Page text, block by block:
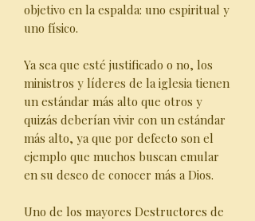
objetivo en la espalda: uno espiritual y
uno físico.
Ya sea que esté justificado o no, los
ministros y líderes de la iglesia tienen
un estándar más alto que otros y
quizás deberían vivir con un estándar
más alto, ya que por defecto son el
ejemplo que muchos buscan emular
en su deseo de conocer más a Dios.
Uno de los mayores Destructores de